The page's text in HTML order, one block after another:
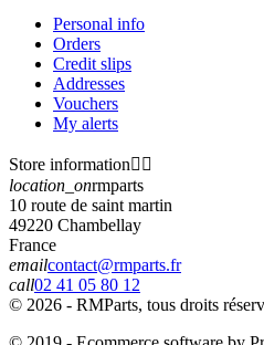
Personal info
Orders
Credit slips
Addresses
Vouchers
My alerts
Store information 
location_onrmparts
10 route de saint martin
49220 Chambellay
France
emailcontact@rmparts.fr
call02 41 05 80 12
© 2026 - RMParts, tous droits